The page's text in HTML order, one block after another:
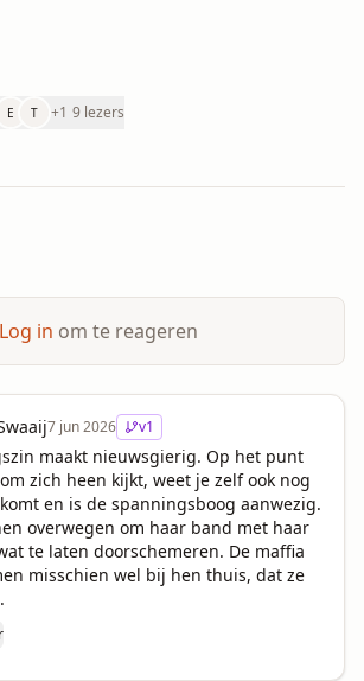
E T +1 9 lezers
Log in om te reageren
7 jun 2026 v1
maakt nieuwsgierig. Op het punt
zich heen kijkt, weet je zelf ook nog
en is de spanningsboog aanwezig.
overwegen om haar band met haar
te laten doorschemeren. De maffia
misschien wel bij hen thuis, dat ze